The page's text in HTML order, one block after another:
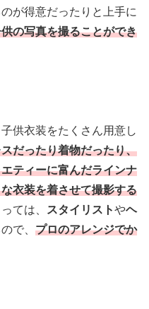
が得意だったりと上手に
の写真を撮ることができ
供衣装をたくさん用意し
だったり着物だったり、
ティーに富んだラインナ
衣装を着させて撮影する
ては、 スタイリストやヘ
で、 プロのアレンジでか